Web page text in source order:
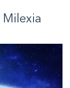
Milexia